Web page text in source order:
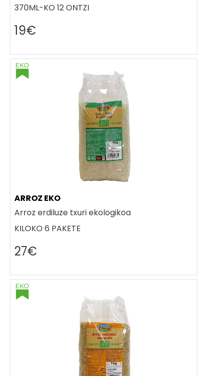
370ML-KO 12 ONTZI
19€
ARROZ EKO
Arroz erdiluze txuri ekologikoa
KILOKO 6 PAKETE
27€